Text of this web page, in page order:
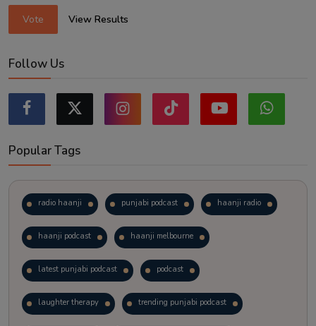
Vote View Results
Follow Us
Popular Tags
radio haanji punjabi podcast haanji radio
haanji podcast haanji melbourne
latest punjabi podcast podcast
laughter therapy trending punjabi podcast